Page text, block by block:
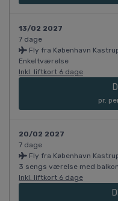
13/02 2027
7 dage
Fly fra København
Enkeltværelse
Inkl. liftkort 6 dage
pr.
20/02 2027
7 dage
Fly fra København
3 sengs værelse med balkon
Inkl. liftkort 6 dage